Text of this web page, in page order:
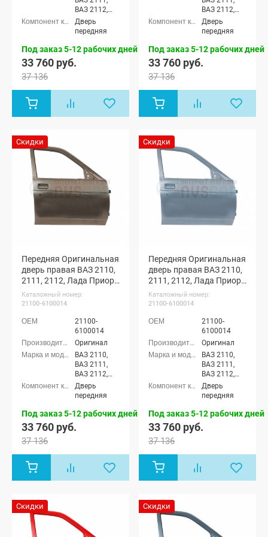
ВАЗ 2112,
Лада
Приора
2170), Лада
универсал
хэтчбек (ВАЗ
2172), Лада
хэтчбек (ВАЗ
21724)
Дверь
передняя
Под заказ 5-12 рабочих дней
33 760 руб.
37 136
ВАЗ 2112,
Лада
Приора
2170), Лада
универсал
хэтчбек (ВАЗ
2172), Лада
хэтчбек (ВАЗ
21724)
Дверь
передняя
Под заказ 5-12 рабочих дней
33 760 руб.
37 136
Скидки
Передняя Оригинальная
дверь правая ВАЗ 2110,
2111, 2112, Лада Приора
(Кориандр 790)
Каталожный номер:
21100-6100014
21100-
6100014
Оригинал
ВАЗ 2110,
ВАЗ 2111,
ВАЗ 2112,
Лада
Приора
2170), Лада
универсал
хэтчбек (ВАЗ
2172), Лада
хэтчбек (ВАЗ
Дверь
передняя
Под заказ 5-12 рабочих дней
33 760 руб.
37 136
Скидки
Передняя Оригинальная
дверь правая ВАЗ 2110,
2111, 2112, Лада Приора
(Кварц 630)
Каталожный номер:
21100-6100014
21100-
6100014
Оригинал
ВАЗ 2110,
ВАЗ 2111,
ВАЗ 2112,
Лада
Приора
2170), Лада
универсал
хэтчбек (ВАЗ
2172), Лада
хэтчбек (ВАЗ
Дверь
передняя
Под заказ 5-12 рабочих дней
33 760 руб.
37 136
Скидки Скидки